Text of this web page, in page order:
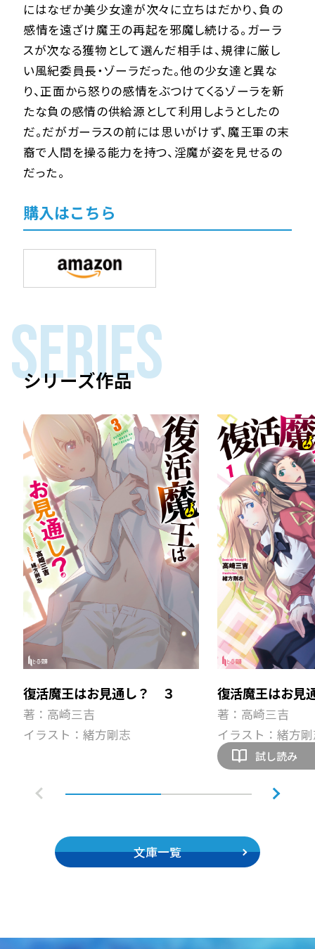
にはなぜか美少女達が次々に立ちはだかり、負の
感情を遠ざけ魔王の再起を邪魔し続ける。ガーラ
スが次なる獲物として選んだ相手は、規律に厳し
い風紀委員長・ゾーラだった。他の少女達と異な
り、正面から怒りの感情をぶつけてくるゾーラを新
たな負の感情の供給源として利用しようとしたの
だ。だがガーラスの前には思いがけず、魔王軍の末
裔で人間を操る能力を持つ、淫魔が姿を見せるの
だった――。
購入はこちら
SERIES
シリーズ作品
復活魔王はお見通し？ ３
著：高崎三吉
イラスト：緒方剛志
復活魔王はお
著：高崎三吉
イラスト：緒方
試し読み
文庫一覧